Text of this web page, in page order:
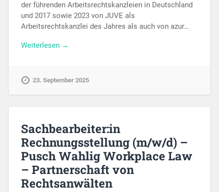
der führenden Arbeitsrechtskanzleien in Deutschland
und 2017 sowie 2023 von JUVE als
Arbeitsrechtskanzlei des Jahres als auch von azur…
Weiterlesen →
23. September 2025
Sachbearbeiter:in
Rechnungsstellung (m/w/d) –
Pusch Wahlig Workplace Law
– Partnerschaft von
Rechtsanwälten